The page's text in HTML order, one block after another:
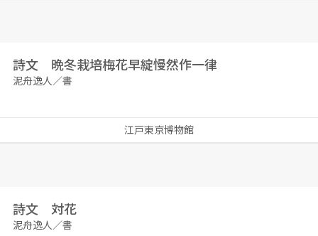
詩文 晩冬栽培梅花早綻慢然作一律
泥舟逸人／書
江戸東京博物館
詩文 対花
泥舟逸人／書